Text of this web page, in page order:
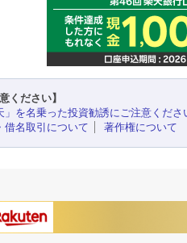
ください】
」を名乗った投資勧誘にご注意くださ
借名取引について
著作権について